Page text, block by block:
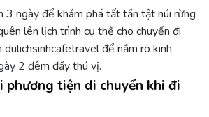
3 ngày để khám phá tất tần tật núi rừng
lên lịch trình cụ thể cho chuyến đi
dulichsinhcafetravel để nắm rõ kinh
2 đêm đầy thú vị.
phương tiện di chuyển khi đi